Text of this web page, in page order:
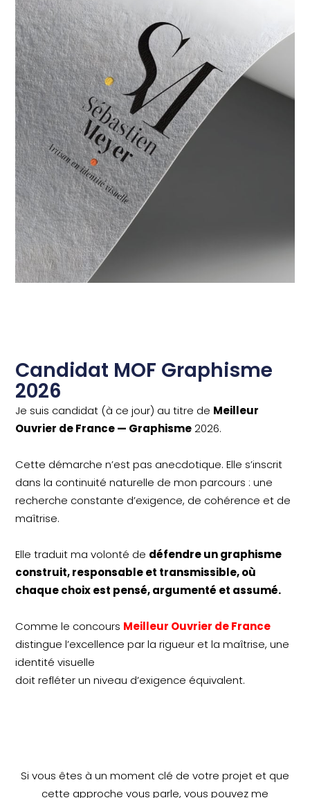
Candidat MOF Graphisme
2026
Je suis candidat (à ce jour) au titre de Meilleur
Ouvrier de France — Graphisme2026.
Cette démarche n’est pas anecdotique. Elle s’inscrit
dans la continuité naturelle de mon parcours : une
recherche constante d’exigence, de cohérence et de
maîtrise.
Elle traduit ma volonté de défendre un graphisme
construit, responsable et transmissible, où
chaque choix est pensé, argumenté et assumé.
Comme le concours Meilleur Ouvrier de France
distingue l’excellence par la rigueur et la maîtrise, une
identité visuelle
doit refléter un niveau d’exigence équivalent.
Si vous êtes à un moment clé de votre projet et que
cette approche vous parle, vous pouvez me